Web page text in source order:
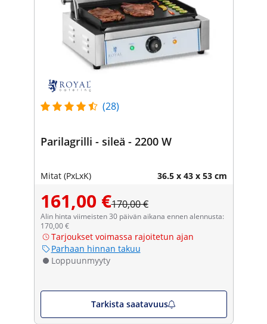
(28)
Parilagrilli - sileä - 2200 W
Mitat (PxLxK) 36.5 x 43 x 53 cm
161,00 €170,00 €
Alin hinta viimeisten 30 päivän aikana ennen alennusta:
170,00 €
Tarjoukset voimassa rajoitetun ajan
Parhaan hinnan takuu
Loppuunmyyty
Tarkista saatavuus